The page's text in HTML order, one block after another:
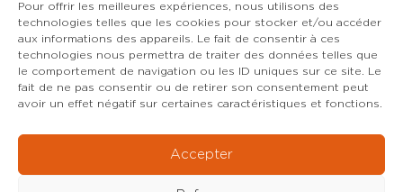
Pour offrir les meilleures expériences, nous utilisons des
technologies telles que les cookies pour stocker et/ou accéder
aux informations des appareils. Le fait de consentir à ces
technologies nous permettra de traiter des données telles que
le comportement de navigation ou les ID uniques sur ce site. Le
fait de ne pas consentir ou de retirer son consentement peut
avoir un effet négatif sur certaines caractéristiques et fonctions.
Accepter